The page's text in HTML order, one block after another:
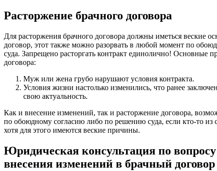
Расторжение брачного договора
Для расторжения брачного договора должны иметься веские
договор, этот также можно разорвать в любой момент по
суда. Запрещено расторгать контракт единолично! Основные
договора:
Муж или жена грубо нарушают условия контракта.
Условия жизни настолько изменились, что ранее
свою актуальность.
Как и внесение изменений, так и расторжение договора,
по обоюдному согласию либо по решению суда, если кто-то из
хотя для этого имеются веские причины.
Юридическая консультация по
внесения изменений в брачный договор